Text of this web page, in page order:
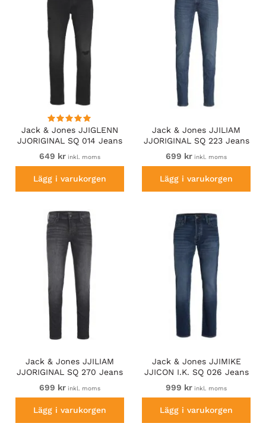
Jack & Jones JJIGLENN
JJORIGINAL SQ 014 Jeans
Black Denim
649 krinkl. moms
Lägg i varukorgen
Jack & Jones JJILIAM
JJORIGINAL SQ 223 Jeans
Blue Denim
699 kr inkl. moms
Lägg i varukorgen
Jack & Jones JJILIAM
JJORIGINAL SQ 270 Jeans
Black Denim
699 krinkl. moms
Lägg i varukorgen
Jack & Jones JJIMIKE
JJICON I.K. SQ 026 Jeans
Blue Denim
999 kr inkl. moms
Lägg i varukorgen